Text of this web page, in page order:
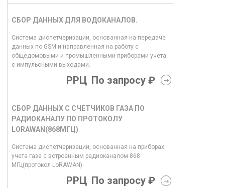
СБОР ДАННЫХ ДЛЯ ВОДОКАНАЛОВ.
РРЦ По запросу ₽
Система диспетчеризации, основанная на передаче
данных по GSM и направленная на работу с
общедомовыми и промышленными приборами учета
с импульсными выходами.
СБОР ДАННЫХ С СЧЕТЧИКОВ ГАЗА ПО
РАДИОКАНАЛУ ПО ПРОТОКОЛУ
LORAWAN(868МГЦ)
РРЦ По запросу ₽
Система диспетчеризации, основанная на приборах
учета газа с встроенным радиоканалом 868
МГц(протокол LoRAWAN).